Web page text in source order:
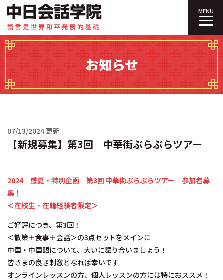
中日会話学院
MENU
お知らせ
07/13/2024 更新
【新規募集】第3回 中華街ぶらぶらツアー
2024 盛夏・特別企画 第3回 中華街ぶらぶらツアー 参加者募
集！
＜在校生・在籍経験者限定＞
ご好評につき、第3回！
＜散策＋食事＋会話＞の3点セットをメインに
中国・中国語について、大いに語り合いましょう！
皆さまの良き刺激となれば幸いです
オンラインレッスンの方、個人レッスンの方には特におススメ！